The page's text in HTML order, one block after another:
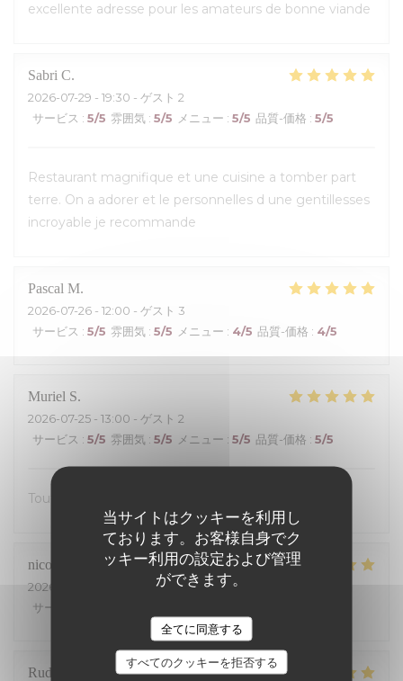
当サイトはクッキーを利用し
ております。お客様自身でク
ッキー利用の設定および管理
ができます。
全てに同意する
すべてのクッキーを拒否する
excellente adresse pour les amateurs de bonne viande
Sabri C
2026-07-29 - 19:30 - ゲスト 2
サービス : 5/5 雰囲気 : 5/5 メニュー : 5/5 品質-価格 : 5/5
Restaurant magnifique et une cuisine a tomber part
terre. On a adorer et le personnelles d une gentillesses
incroyable je recommande
Pascal M
2026-07-26 - 12:00 - ゲスト 3
サービス : 5/5 雰囲気 : 5/5 メニュー : 4/5 品質-価格 : 4/5
Muriel S
2026-07-25 - 13:00 - ゲスト 2
サービス : 5/5 雰囲気 : 5/5 メニュー : 5/5 品質-価格 : 5/5
Tout était excellent, on s’est régalé.
nicolas
2026-07-24
- 19:30 - ゲスト 4
サービス
Rudy